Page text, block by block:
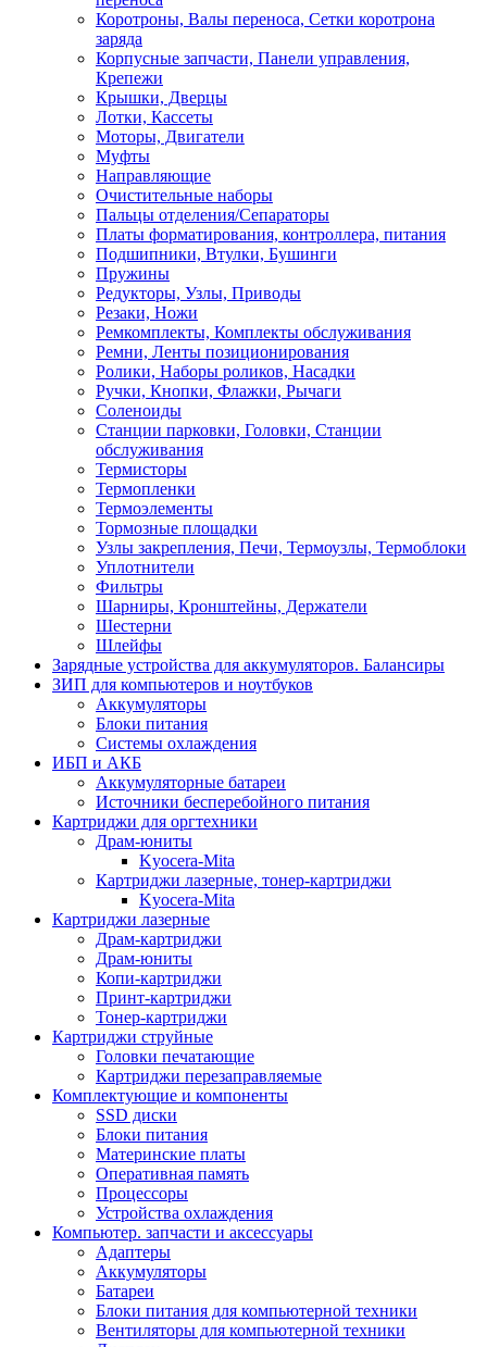
Коротроны, Валы переноса, Сетки коротрона
заряда
Корпусные запчасти, Панели управления,
Крепежи
Крышки, Дверцы
Лотки, Кассеты
Моторы, Двигатели
Муфты
Направляющие
Очистительные наборы
Пальцы отделения/Сепараторы
Платы форматирования, контроллера, питания
Подшипники, Втулки, Бушинги
Пружины
Редукторы, Узлы, Приводы
Резаки, Ножи
Ремкомплекты, Комплекты обслуживания
Ремни, Ленты позиционирования
Ролики, Наборы роликов, Насадки
Ручки, Кнопки, Флажки, Рычаги
Соленоиды
Станции парковки, Головки, Станции
обслуживания
Термисторы
Термопленки
Термоэлементы
Тормозные площадки
Узлы закрепления, Печи, Термоузлы, Термоблоки
Уплотнители
Фильтры
Шарниры, Кронштейны, Держатели
Шестерни
Шлейфы
Зарядные устройства для аккумуляторов. Балансиры
ЗИП для компьютеров и ноутбуков
Аккумуляторы
Блоки питания
Системы охлаждения
ИБП и АКБ
Аккумуляторные батареи
Источники бесперебойного питания
Картриджи для оргтехники
Драм-юниты
Kyocera-Mita
Картриджи лазерные, тонер-картриджи
Kyocera-Mita
Картриджи лазерные
Драм-картриджи
Драм-юниты
Копи-картриджи
Принт-картриджи
Тонер-картриджи
Картриджи струйные
Головки печатающие
Картриджи перезаправляемые
Комплектующие и компоненты
SSD диски
Блоки питания
Материнские платы
Оперативная память
Процессоры
Устройства охлаждения
Компьютер. запчасти и аксессуары
Адаптеры
Аккумуляторы
Батареи
Блоки питания для компьютерной техники
Вентиляторы для компьютерной техники